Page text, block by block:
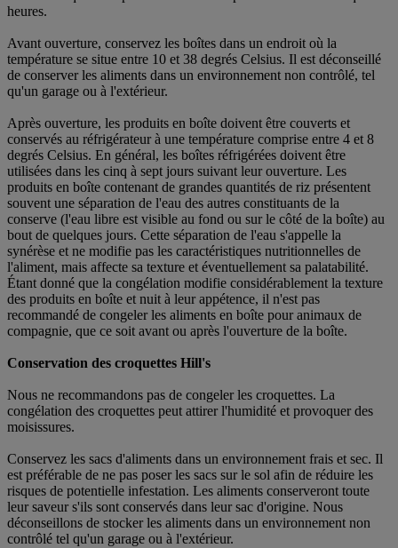
heures.
Avant ouverture, conservez les boîtes dans un endroit où la
température se situe entre 10 et 38 degrés Celsius. Il est déconseillé
de conserver les aliments dans un environnement non contrôlé, tel
qu'un garage ou à l'extérieur.
Après ouverture, les produits en boîte doivent être couverts et
conservés au réfrigérateur à une température comprise entre 4 et 8
degrés Celsius. En général, les boîtes réfrigérées doivent être
utilisées dans les cinq à sept jours suivant leur ouverture. Les
produits en boîte contenant de grandes quantités de riz présentent
souvent une séparation de l'eau des autres constituants de la
conserve (l'eau libre est visible au fond ou sur le côté de la boîte) au
bout de quelques jours. Cette séparation de l'eau s'appelle la
synérèse et ne modifie pas les caractéristiques nutritionnelles de
l'aliment, mais affecte sa texture et éventuellement sa palatabilité.
Étant donné que la congélation modifie considérablement la texture
des produits en boîte et nuit à leur appétence, il n'est pas
recommandé de congeler les aliments en boîte pour animaux de
compagnie, que ce soit avant ou après l'ouverture de la boîte.
Conservation des croquettes Hill's
Nous ne recommandons pas de congeler les croquettes. La
congélation des croquettes peut attirer l'humidité et provoquer des
moisissures.
Conservez les sacs d'aliments dans un environnement frais et sec. Il
est préférable de ne pas poser les sacs sur le sol afin de réduire les
risques de potentielle infestation. Les aliments conserveront toute
leur saveur s'ils sont conservés dans leur sac d'origine. Nous
déconseillons de stocker les aliments dans un environnement non
contrôlé tel qu'un garage ou à l'extérieur.